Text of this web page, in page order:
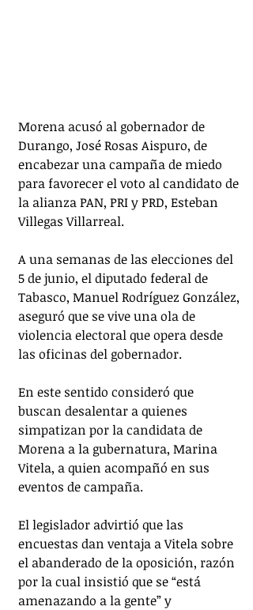
Morena acusó al gobernador de
Durango, José Rosas Aispuro, de
encabezar una campaña de miedo
para favorecer el voto al candidato de
la alianza PAN, PRI y PRD, Esteban
Villegas Villarreal.
A una semanas de las elecciones del
5 de junio, el diputado federal de
Tabasco, Manuel Rodríguez González,
aseguró que se vive una ola de
violencia electoral que opera desde
las oficinas del gobernador.
En este sentido consideró que
buscan desalentar a quienes
simpatizan por la candidata de
Morena a la gubernatura, Marina
Vitela, a quien acompañó en sus
eventos de campaña.
El legislador advirtió que las
encuestas dan ventaja a Vitela sobre
el abanderado de la oposición, razón
por la cual insistió que se “está
amenazando a la gente” y